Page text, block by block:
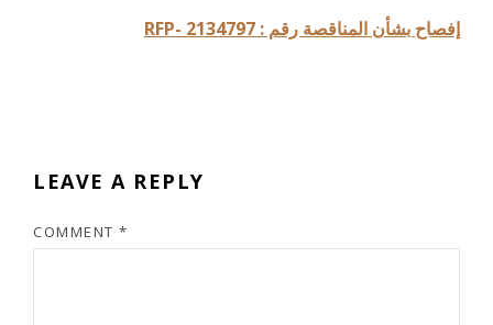
إفصاح بشأن المناقصة رقم : RFP- 2134797
LEAVE A REPLY
COMMENT *